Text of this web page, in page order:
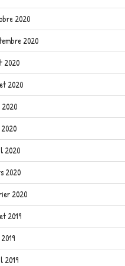
2020
2020
2020
2020
2020
2020
2020
2019
2019